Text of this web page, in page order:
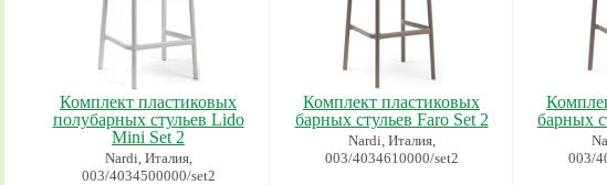
Комплект пластиковых
полубарных стульев Lido
Mini Set 2
Nardi, Италия,
003/4034500000/set2
Комплект пластиковых
барных стульев Faro Set 2
Nardi, Италия,
003/4034610000/set2
барных
003/